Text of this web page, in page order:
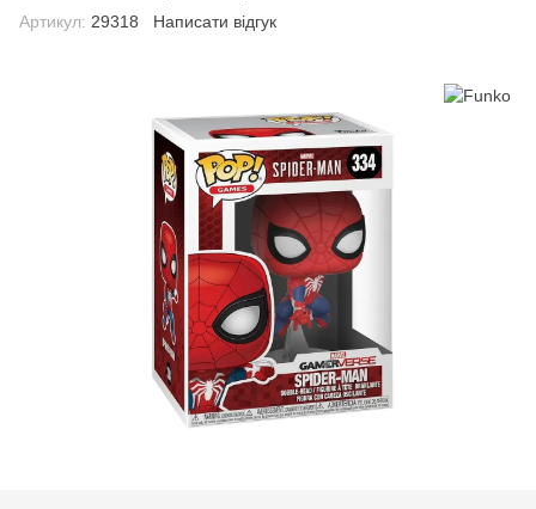
Артикул: 29318 Написати відгук